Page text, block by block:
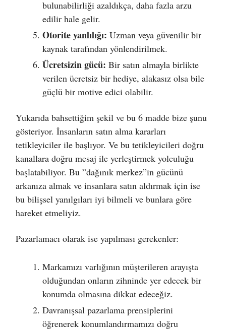
bulunabilirliği azaldıkça, daha fazla arzu
edilir hale gelir.
Otorite yanlılığı: Uzman veya güvenilir bir
kaynak tarafından yönlendirilmek.
Ücretsizin gücü: Bir satın almayla birlikte
verilen ücretsiz bir hediye, alakasız olsa bile
güçlü bir motive edici olabilir.
Yukarıda bahsettiğim şekil ve bu 6 madde bize şunu
gösteriyor. İnsanların satın alma kararları
tetikleyiciler ile başlıyor. Ve bu tetikleyicileri doğru
kanallara doğru mesaj ile yerleştirmek yolculuğu
başlatabiliyor. Bu ”dağınık merkez”in gücünü
arkanıza almak ve insanlara satın aldırmak için ise
bu bilişsel yanılgıları iyi bilmeli ve bunlara göre
hareket etmeliyiz.
Pazarlamacı olarak ise yapılması gerekenler:
Markamızı varlığının müşterileren arayışta
olduğundan onların zihninde yer edecek bir
konumda olmasına dikkat edeceğiz.
Davranışsal pazarlama prensiplerini
öğrenerek konumlandırmamızı doğru